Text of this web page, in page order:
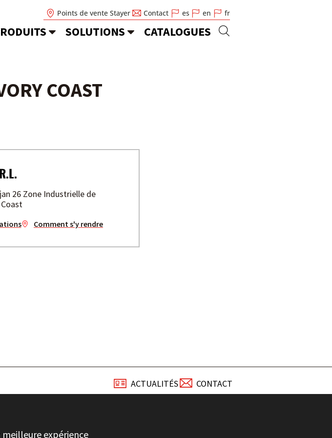
Points de vente Stayer Contact es en fr
SOLUTIONS CATALOGUES
COAST
26 Zone Industrielle de
Comment s'y rendre
ACTUALITÉS CONTACT
meilleure expérience